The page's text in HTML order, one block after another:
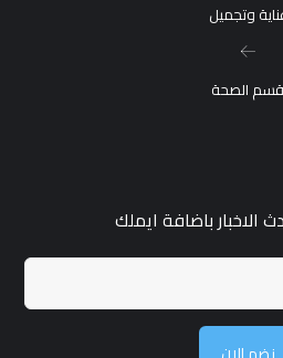
وتجميل
قسم الصحة
الاخبار باضافة ايملك